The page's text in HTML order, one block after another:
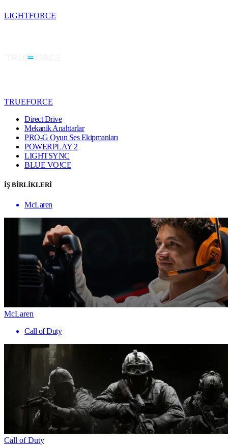
LIGHTFORCE
TRUEFORCE
Direct Drive
Mekanik Anahtarlar
PRO-G Oyun Ses Ekipmanları
POWERPLAY 2
LIGHTSYNC
BLUE VO!CE
İŞ BİRLİKLERİ
McLaren
McLaren
Call of Duty
Call of Duty